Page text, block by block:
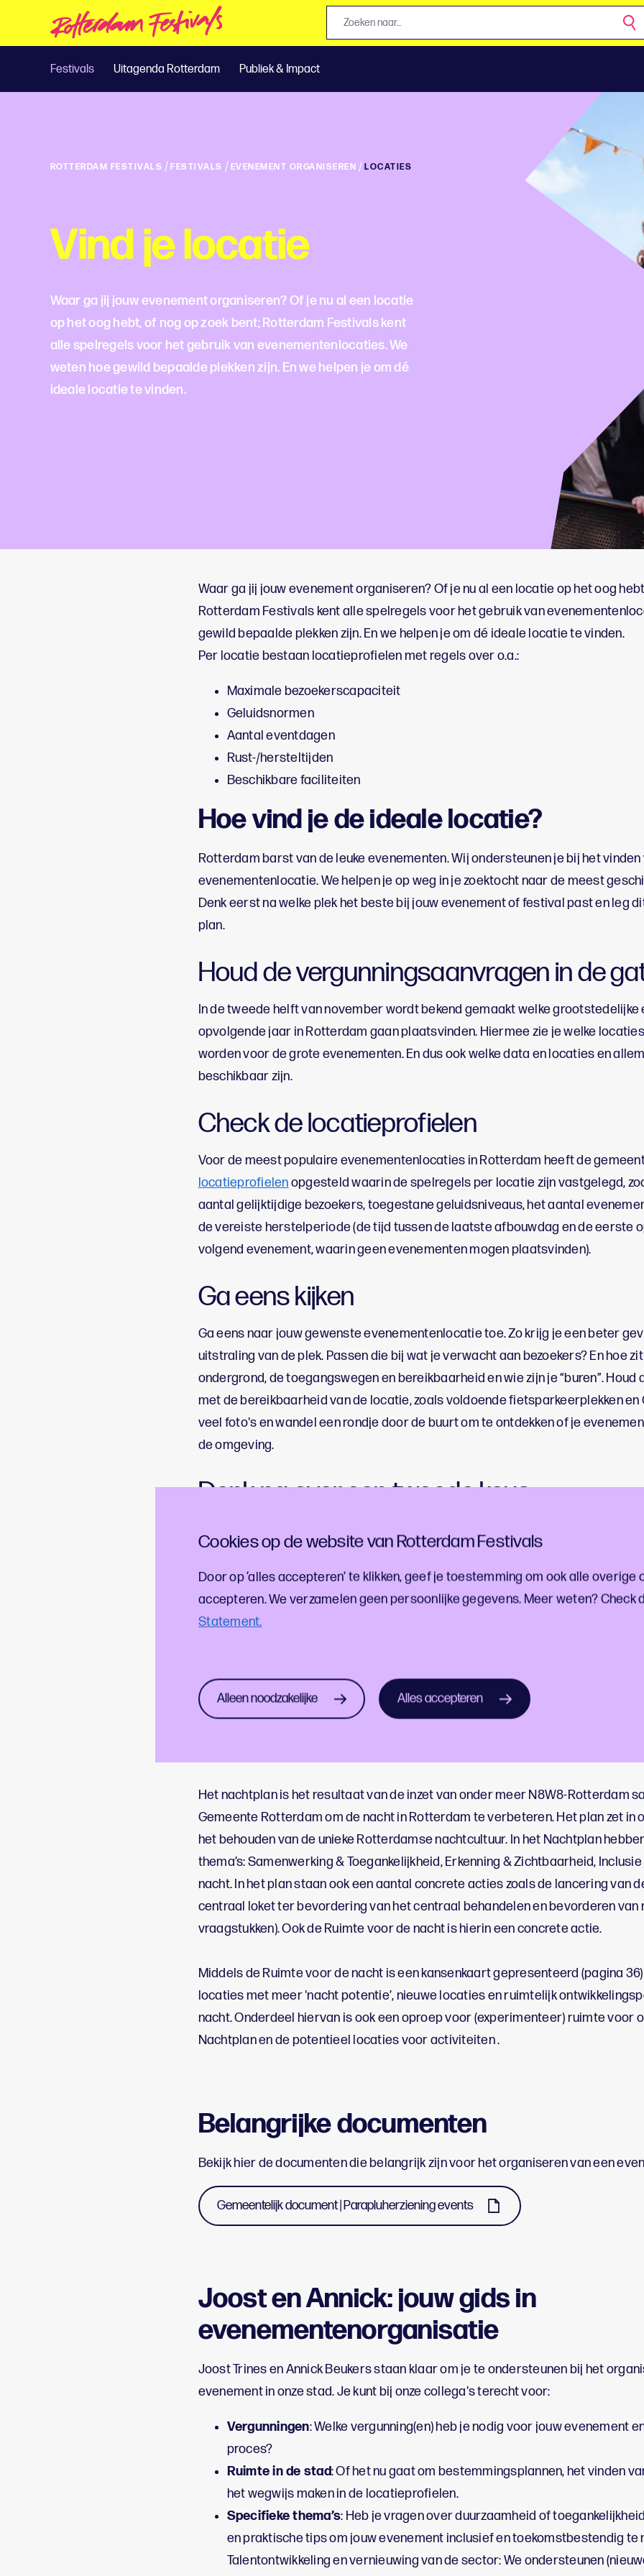
Cookies op de website van Rotterdam Festivals
Door op ‘alles accepteren’ te klikken, geef je toestemming om ook alle overige
accepteren. We verzamelen geen persoonlijke gegevens. Meer weten? Check
Statement.
Alleen noodzakelijke Alles accepteren
Festivals Uitagenda Rotterdam Publiek & Impact
ROTTERDAM FESTIVALS / FESTIVALS / EVENEMENT ORGANISEREN / LOCATIES
Vind je locatie
Waar ga jij jouw evenement organiseren? Of je nu al een locatie
op het oog hebt, of nog op zoek bent; Rotterdam Festivals kent
alle spelregels voor het gebruik van evenementenlocaties. We
weten hoe gewild bepaalde plekken zijn. En we helpen je om dé
ideale locatie te vinden.
Waar ga jij jouw evenement organiseren? Of je nu al een locatie op het oog
Rotterdam Festivals kent alle spelregels voor het gebruik van
gewild bepaalde plekken zijn. En we helpen je om dé ideale locatie te vinden.
Per locatie bestaan locatieprofielen met regels over o.a.:
Maximale bezoekerscapaciteit
Geluidsnormen
Aantal eventdagen
Rust-/hersteltijden
Beschikbare faciliteiten
Hoe vind je de ideale locatie?
Rotterdam barst van de leuke evenementen. Wij ondersteunen je bij het
evenementenlocatie. We helpen je op weg in je zoektocht naar de meest
Denk eerst na welke plek het beste bij jouw evenement of festival past en leg
plan.
Houd de vergunningsaanvragen in de
In de tweede helft van november wordt bekend gemaakt welke
opvolgende jaar in Rotterdam gaan plaatsvinden. Hiermee zie je welke
worden voor de grote evenementen. En dus ook welke data en locaties en
beschikbaar zijn.
Check de locatieprofielen
Voor de meest populaire evenementenlocaties in Rotterdam heeft de
locatieprofielenopgesteld waarin de spelregels per locatie zijn vastgelegd,
aantal gelijktijdige bezoekers, toegestane geluidsniveaus, het aantal
de vereiste herstelperiode (de tijd tussen de laatste afbouwdag en de eerste
volgend evenement, waarin geen evenementen mogen plaatsvinden).
Ga eens kijken
Ga eens naar jouw gewenste evenementenlocatie toe. Zo krijg je een beter
uitstraling van de plek. Passen die bij wat je verwacht aan bezoekers? En hoe
ondergrond, de toegangswegen en bereikbaarheid en wie zijn je “buren”. Houd
met de bereikbaarheid van de locatie, zoals voldoende fietsparkeerplekken en
veel foto's en wandel een rondje door de buurt om te ontdekken of je
de omgeving.
Denk na over een tweede keus
organisator net iets eerder een vergunningsaanvraag heeft gedaan. Zorg altijd
keuze in gedachten hebt. Na aanvraag van je evenementvergunning wordt je
locatie niet beschikbaar is. Het is fijn als je dan al hebt nagedacht over een
je het plan hier eenvoudig op kunt aanpassen als dat nodig is.
Naast evenementenlocaties heeft Rotterdam nog meer verborgen plekken die
Het nachtplan is het resultaat van de inzet van onder meer N8W8-Rotterdam
Gemeente Rotterdam om de nacht in Rotterdam te verbeteren. Het plan zet in
het behouden van de unieke Rotterdamse nachtcultuur. In het Nachtplan
thema’s: Samenwerking & Toegankelijkheid, Erkenning & Zichtbaarheid,
nacht. In het plan staan ook een aantal concrete acties zoals de lancering van
centraal loket ter bevordering van het centraal behandelen en bevorderen van
vraagstukken). Ook de Ruimte voor de nacht is hierin een concrete actie.
Middels de Ruimte voor de nacht is een kansenkaart gepresenteerd (pagina
locaties met meer 'nacht potentie’, nieuwe locaties en ruimtelijk
nacht. Onderdeel hiervan is ook een oproep voor (experimenteer) ruimte voor
Nachtplan en de potentieel locaties voor activiteiten .
Belangrijke documenten
Bekijk hier de documenten die belangrijk zijn voor het organiseren van een
Gemeentelijk document | Parapluherziening events
Joost en Annick: jouw gids in
evenementenorganisatie
Joost Trines en Annick Beukers staan klaar om je te ondersteunen bij het
evenement in onze stad. Je kunt bij onze collega's terecht voor:
Vergunningen: Welke vergunning(en) heb je nodig voor jouw evenement
proces?
Ruimte in de stad: Of het nu gaat om bestemmingsplannen, het vinden
het wegwijs maken in de locatieprofielen.
Specifieke thema’s: Heb je vragen over duurzaamheid of
en praktische tips om jouw evenement inclusief en toekomstbestendig te
Talentontwikkeling en vernieuwing van de sector: We ondersteunen